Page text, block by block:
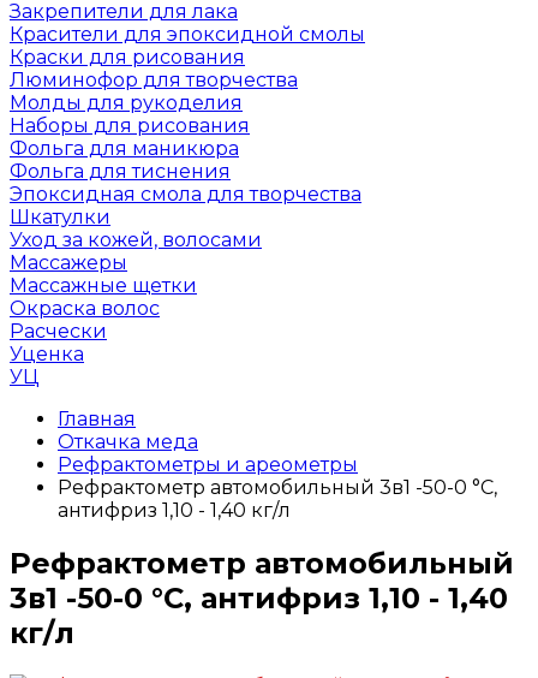
Закрепители для лака
Красители для эпоксидной смолы
Краски для рисования
Люминофор для творчества
Молды для рукоделия
Наборы для рисования
Фольга для маникюра
Фольга для тиснения
Эпоксидная смола для творчества
Шкатулки
Уход за кожей, волосами
Массажеры
Массажные щетки
Окраска волос
Расчески
Уценка
УЦ
Главная
Откачка меда
Рефрактометры и ареометры
Рефрактометр автомобильный 3в1 -50-0 °С,
антифриз 1,10 - 1,40 кг/л
Рефрактометр автомобильный
3в1 -50-0 °С, антифриз 1,10 - 1,40
кг/л